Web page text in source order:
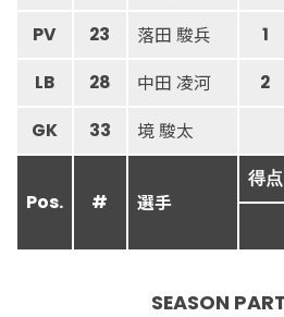
PV 23 落田 駿兵 1
LB 28 中田 凌河 2
GK 33 境 駿太
Pos. # 選手
得点
SEASON